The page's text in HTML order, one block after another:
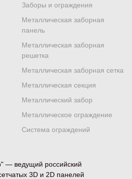
— ведущий российский
3D и 2D панелей
Заборы и ограждения
Металлическая заборная
панель
Металлическая заборная
решетка
Металлическая заборная сетка
Металлическая секция
Металлический забор
Металлическое ограждение
Система ограждений